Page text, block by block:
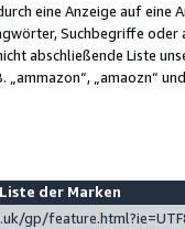
eine Anzeige auf
Suchbegriffe
abschließende Liste
„amaozn“
der Marken
gp/